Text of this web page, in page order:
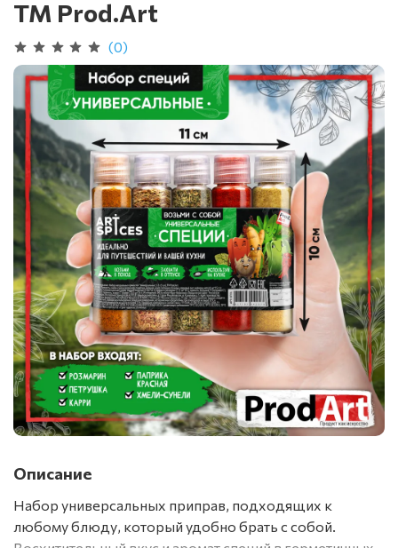
ТМ Prod.Art
(0)
Описание
Набор универсальных приправ, подходящих к
любому блюду, который удобно брать с собой.